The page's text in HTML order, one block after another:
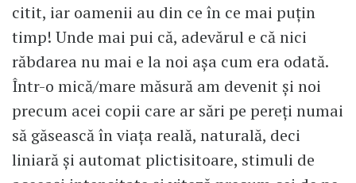
citit, iar oamenii au din ce în ce mai puţin
timp! Unde mai pui că, adevărul e că nici
răbdarea nu mai e la noi aşa cum era odată.
Într-o mică/mare măsură am devenit şi noi
precum acei copii care ar sări pe pereţi numai
să găsească în viaţa reală, naturală, deci
liniară şi automat plictisitoare, stimuli de